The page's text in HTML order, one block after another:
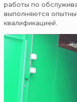
работы по
выполняются
квалификацией.